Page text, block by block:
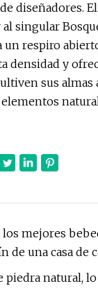
diseñadores.
singular
un respiro
densidad y
sus almas
los mejores
de una casa de
piedra natural,